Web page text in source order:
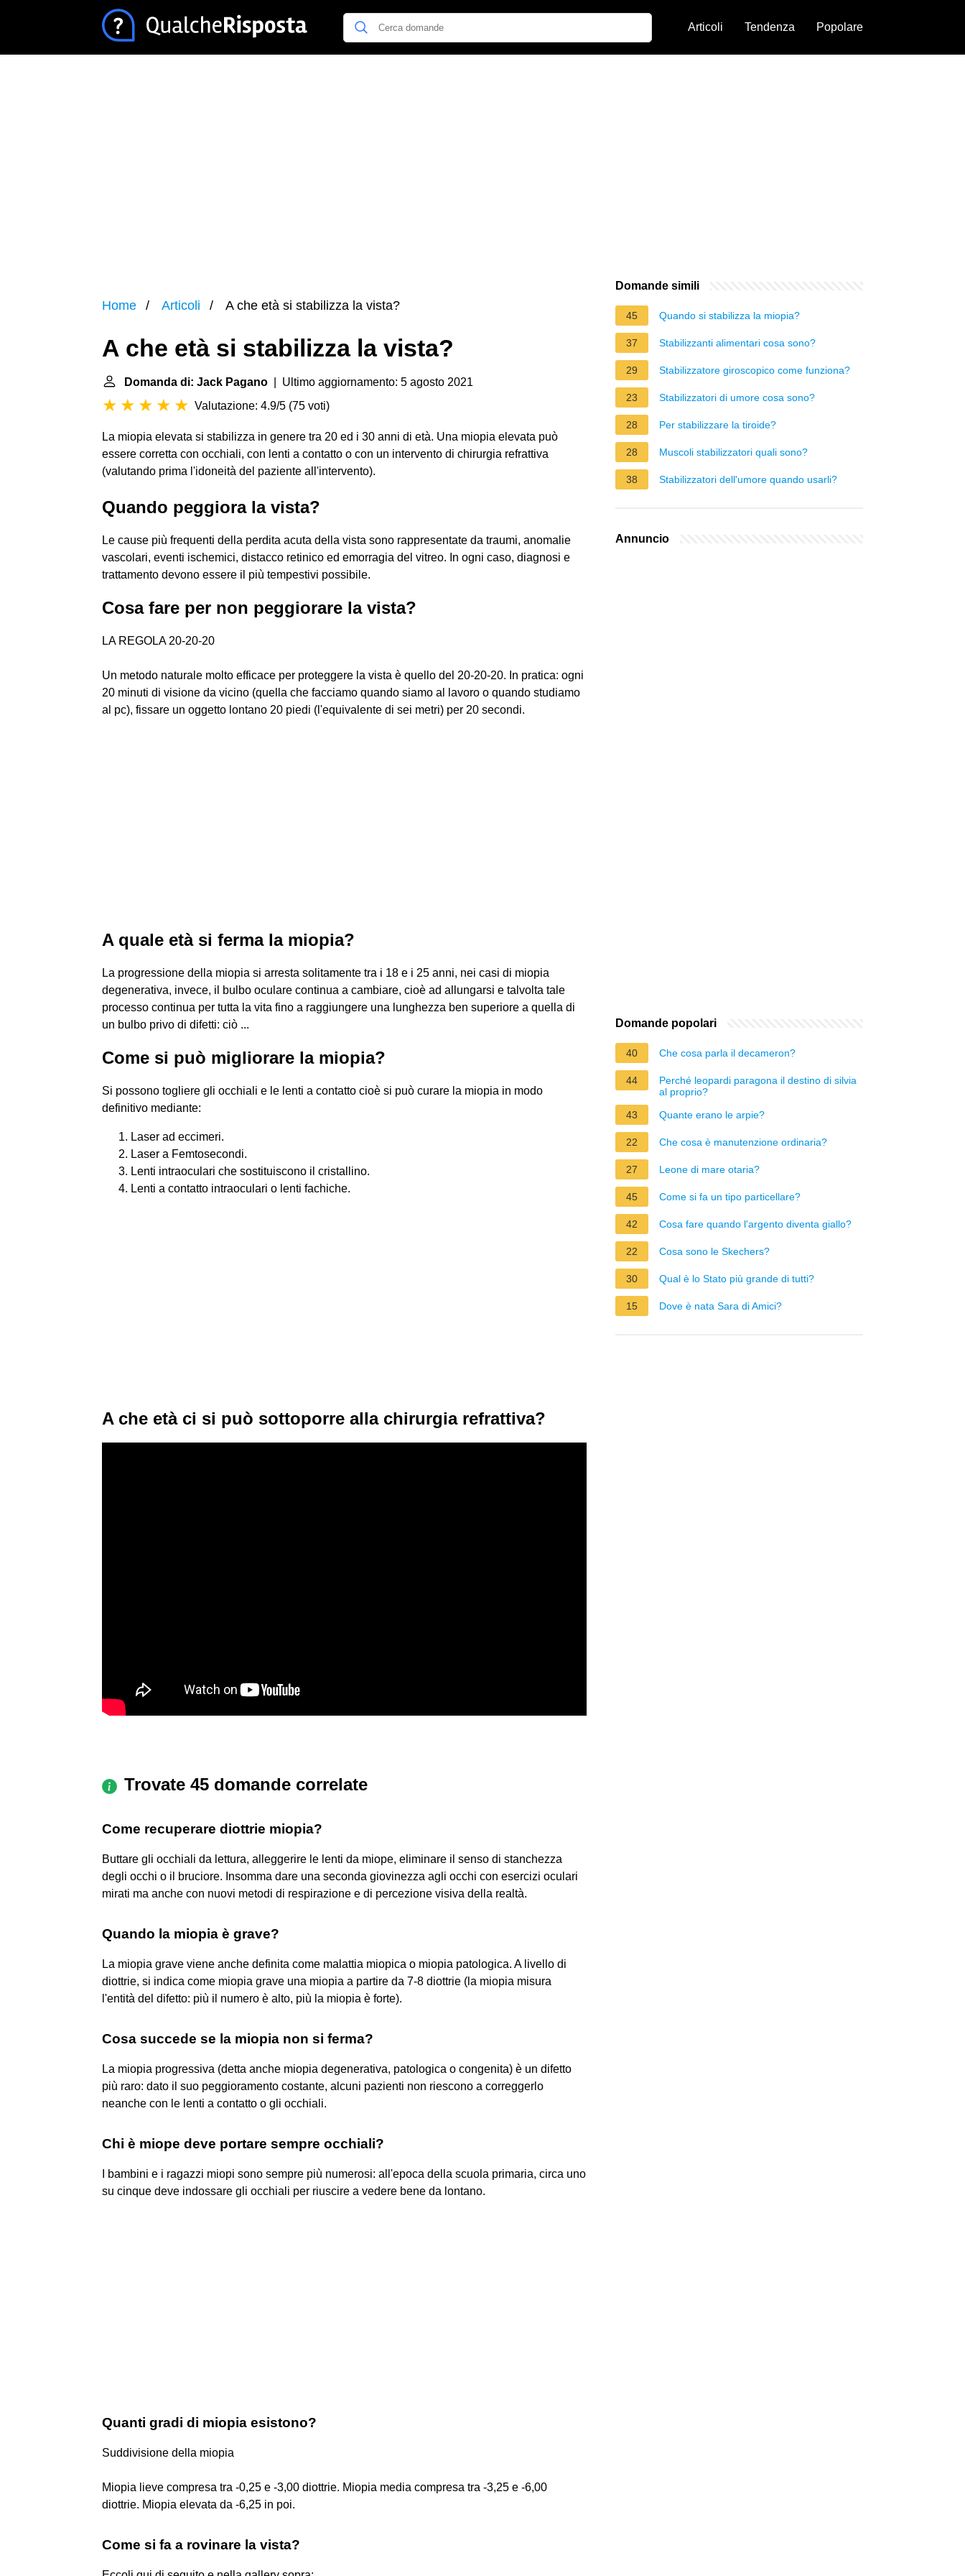
Articoli Tendenza Popolare
Home Articoli A che età si stabilizza la vista?
A che età si stabilizza la vista?
Domanda di: Jack Pagano | Ultimo aggiornamento: 5 agosto 2021
Valutazione: 4.9/5 (75 voti)
La miopia elevata si stabilizza in genere tra 20 ed i 30 anni di età. Una miopia elevata può
essere corretta con occhiali, con lenti a contatto o con un intervento di chirurgia refrattiva
(valutando prima l'idoneità del paziente all'intervento).
Quando peggiora la vista?
Le cause più frequenti della perdita acuta della vista sono rappresentate da traumi, anomalie
vascolari, eventi ischemici, distacco retinico ed emorragia del vitreo. In ogni caso, diagnosi e
trattamento devono essere il più tempestivi possibile.
Cosa fare per non peggiorare la vista?
LA REGOLA 20-20-20
Un metodo naturale molto efficace per proteggere la vista è quello del 20-20-20. In pratica: ogni
20 minuti di visione da vicino (quella che facciamo quando siamo al lavoro o quando studiamo
al pc), fissare un oggetto lontano 20 piedi (l'equivalente di sei metri) per 20 secondi.
A quale età si ferma la miopia?
La progressione della miopia si arresta solitamente tra i 18 e i 25 anni, nei casi di miopia
degenerativa, invece, il bulbo oculare continua a cambiare, cioè ad allungarsi e talvolta tale
processo continua per tutta la vita fino a raggiungere una lunghezza ben superiore a quella di
un bulbo privo di difetti: ciò ...
Come si può migliorare la miopia?
Si possono togliere gli occhiali e le lenti a contatto cioè si può curare la miopia in modo
definitivo mediante:
Laser ad eccimeri.
Laser a Femtosecondi.
Lenti intraoculari che sostituiscono il cristallino.
Lenti a contatto intraoculari o lenti fachiche.
A che età ci si può sottoporre alla chirurgia refrattiva?
Trovate 45 domande correlate
Come recuperare diottrie miopia?
Buttare gli occhiali da lettura, alleggerire le lenti da miope, eliminare il senso di stanchezza
degli occhi o il bruciore. Insomma dare una seconda giovinezza agli occhi con esercizi oculari
mirati ma anche con nuovi metodi di respirazione e di percezione visiva della realtà.
Quando la miopia è grave?
La miopia grave viene anche definita come malattia miopica o miopia patologica. A livello di
diottrie, si indica come miopia grave una miopia a partire da 7-8 diottrie (la miopia misura
l'entità del difetto: più il numero è alto, più la miopia è forte).
Cosa succede se la miopia non si ferma?
La miopia progressiva (detta anche miopia degenerativa, patologica o congenita) è un difetto
più raro: dato il suo peggioramento costante, alcuni pazienti non riescono a correggerlo
neanche con le lenti a contatto o gli occhiali.
Chi è miope deve portare sempre occhiali?
I bambini e i ragazzi miopi sono sempre più numerosi: all'epoca della scuola primaria, circa uno
su cinque deve indossare gli occhiali per riuscire a vedere bene da lontano.
Quanti gradi di miopia esistono?
Suddivisione della miopia
Miopia lieve compresa tra -0,25 e -3,00 diottrie. Miopia media compresa tra -3,25 e -6,00
diottrie. Miopia elevata da -6,25 in poi.
Come si fa a rovinare la vista?
Domande simili
45 Quando si stabilizza la miopia?
37 Stabilizzanti alimentari cosa sono?
29 Stabilizzatore giroscopico come funziona?
23 Stabilizzatori di umore cosa sono?
28 Per stabilizzare la tiroide?
28 Muscoli stabilizzatori quali sono?
38 Stabilizzatori dell'umore quando usarli?
Annuncio
Domande popolari
40 Che cosa parla il decameron?
44
Perché leopardi paragona il destino di silvia
al proprio?
43
Quante erano le arpie?
22 Che cosa è manutenzione ordinaria?
27 Leone di mare otaria?
45 Come si fa un tipo particellare?
42 Cosa fare quando l'argento diventa giallo?
22 Cosa sono le Skechers?
30 Qual è lo Stato più grande di tutti?
15 Dove è nata Sara di Amici?